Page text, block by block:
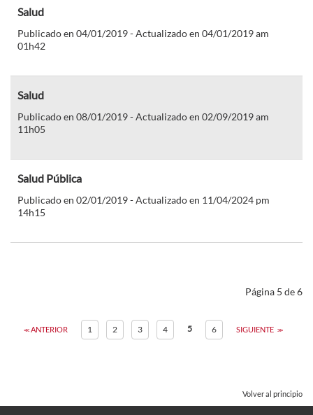
Salud
Publicado en 04/01/2019 - Actualizado en 04/01/2019 am
01h42
Salud
Publicado en 08/01/2019 - Actualizado en 02/09/2019 am
11h05
Salud Pública
Publicado en 02/01/2019 - Actualizado en 11/04/2024 pm
14h15
Página 5 de 6
ANTERIOR 1 2 3 4 5 6 SIGUIENTE
Volver al principio